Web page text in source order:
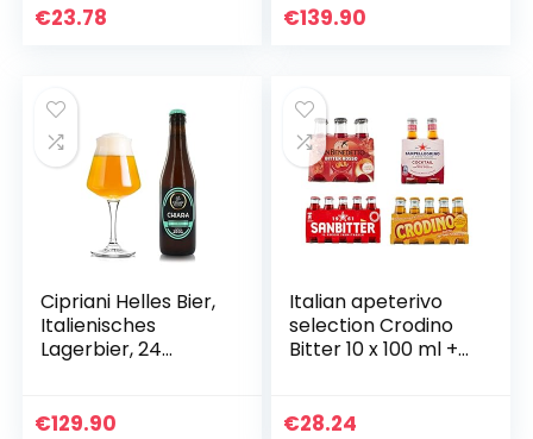
750 Ml
€23.78 €139.90
Cipriani Helles Bier,
Italienisches
Lagerbier, 24
€129.90
Italian apeterivo
selection Crodino
Bitter 10 x 100 ml +
Ben’s bitter rosso
€28.24